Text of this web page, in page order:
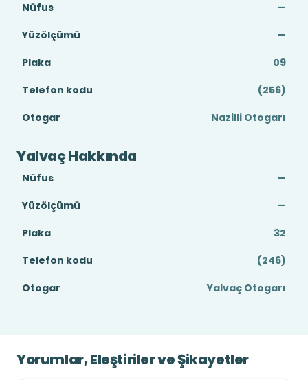
Nüfus
—
Yüzölçümü
—
Plaka
09
Telefon kodu
(256)
Otogar
Nazilli Otogarı
Yalvaç Hakkında
Nüfus
—
Yüzölçümü
—
Plaka
32
Telefon kodu
(246)
Otogar
Yalvaç Otogarı
Yorumlar, Eleştiriler ve Şikayetler